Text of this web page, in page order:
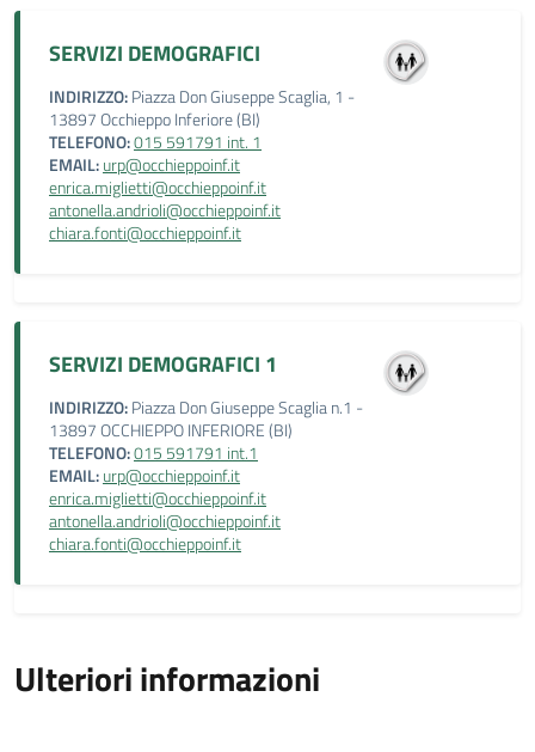
SERVIZI DEMOGRAFICI
INDIRIZZO:Piazza Don Giuseppe Scaglia, 1 -
13897 Occhieppo Inferiore (BI)
TELEFONO:015 591791 int. 1
EMAIL:urp@occhieppoinf.it
enrica.miglietti@occhieppoinf.it
antonella.andrioli@occhieppoinf.it
chiara.fonti@occhieppoinf.it
SERVIZI DEMOGRAFICI 1
INDIRIZZO:Piazza Don Giuseppe Scaglia n.1 -
13897 OCCHIEPPO INFERIORE (BI)
TELEFONO:015 591791 int.1
EMAIL:urp@occhieppoinf.it
enrica.miglietti@occhieppoinf.it
antonella.andrioli@occhieppoinf.it
chiara.fonti@occhieppoinf.it
Ulteriori informazioni